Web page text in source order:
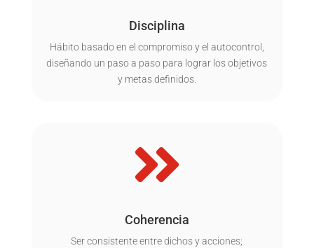
Disciplina
Hábito basado en el compromiso y el autocontrol,
diseñando un paso a paso para lograr los objetivos
y metas definidos.

Coherencia
Ser consistente entre dichos y acciones;